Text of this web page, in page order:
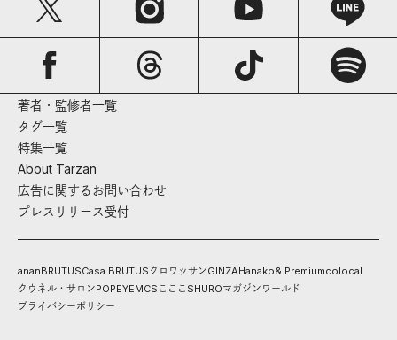
著者・監修者一覧
タグ一覧
特集一覧
About Tarzan
広告に関するお問い合わせ
プレスリリース受付
ananBRUTUSCasa BRUTUS クロワッサンGINZAHanako& Premiumcolocal
クウネル・サロンPOPEYEMCS こここ SHUROマガジンワールド
プライバシーポリシー